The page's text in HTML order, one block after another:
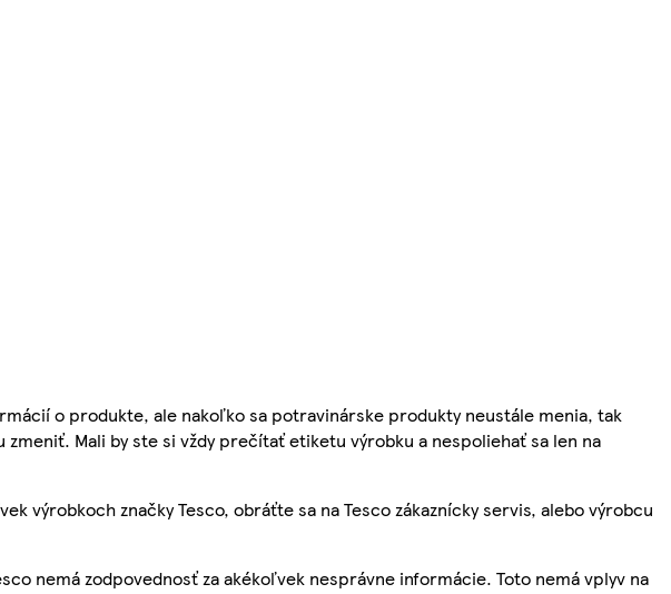
o produkte, ale nakoľko sa potravinárske produkty neustále menia, tak
zmeniť. Mali by ste si vždy prečítať etiketu výrobku a nespoliehať sa len na
výrobkoch značky Tesco, obráťte sa na Tesco zákaznícky servis, alebo výrobcu
nemá zodpovednosť za akékoľvek nesprávne informácie. Toto nemá vplyv na